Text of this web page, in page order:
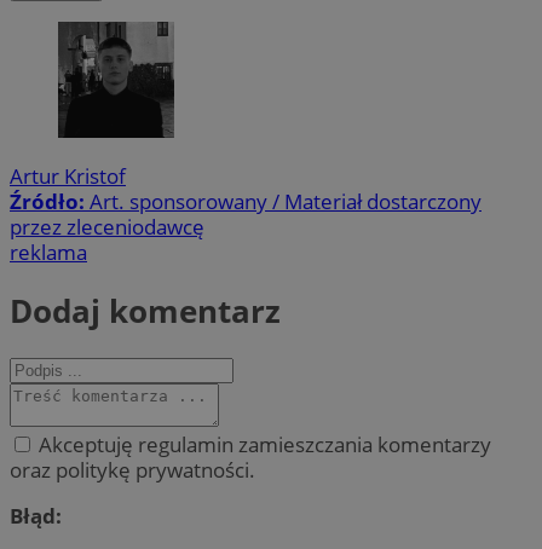
Artur Kristof
Źródło: Art. sponsorowany / Materiał dostarczony
przez zleceniodawcę
reklama
Dodaj komentarz
Akceptuję regulamin zamieszczania komentarzy
oraz politykę prywatności.
Błąd: